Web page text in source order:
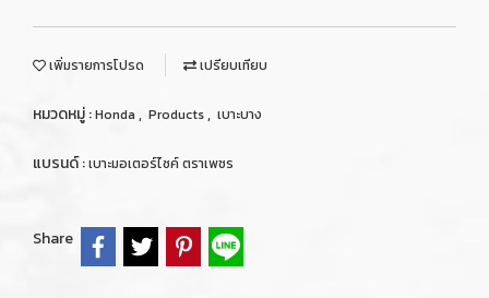
เพิ่มรายการโปรด เปรียบเทียบ
หมวดหมู่ :Honda , Products, เบาะบาง
แบรนด์ :เบาะมอเตอร์ไซค์ ตราเพชร
Share